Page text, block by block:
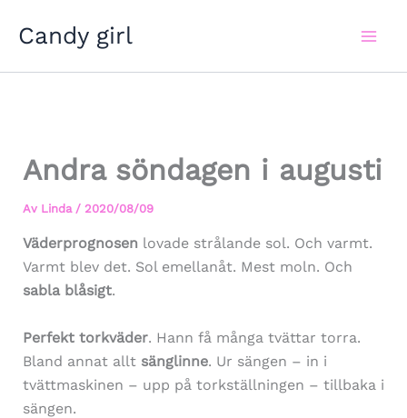
Candy girl
Andra söndagen i augusti
Av Linda / 2020/08/09
Väderprognosen lovade strålande sol. Och varmt.
Varmt blev det. Sol emellanåt. Mest moln. Och
sabla blåsigt.
Perfekt torkväder. Hann få många tvättar torra.
Bland annat allt sänglinne. Ur sängen – in i
tvättmaskinen – upp på torkställningen – tillbaka i
sängen.